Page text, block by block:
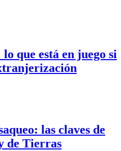
que está en juego si
las claves de
de Tierras